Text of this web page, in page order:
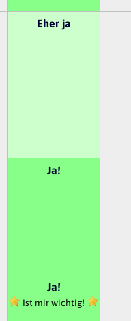
Eher ja
Ja!
Ja!
Ist mir wichtig!